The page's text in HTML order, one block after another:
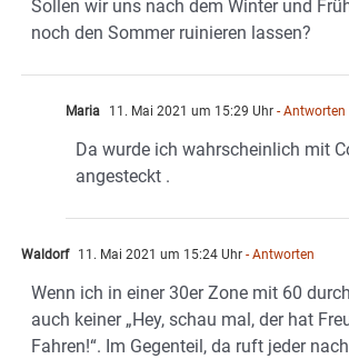
Sollen wir uns nach dem Winter und
noch den Sommer ruinieren lassen?
Maria 11. Mai 2021 um 15:29 Uhr - Antworten
Da wurde ich wahrscheinlich mit
angesteckt .
Waldorf 11. Mai 2021 um 15:24 Uhr - Antworten
Wenn ich in einer 30er Zone mit 60
auch keiner „Hey, schau mal, der hat
Fahren!“. Im Gegenteil, da ruft jeder